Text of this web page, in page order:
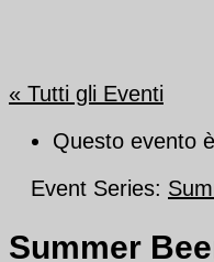
« Tutti gli Eventi
Questo evento
Event Series:
Summer